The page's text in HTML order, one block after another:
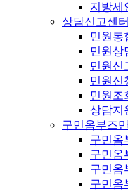
지방세
상담신고센터
민원통
민원상
민원신
민원신
민원조
상담지
구민옴부즈
구민옴
구민옴
구민옴
구민옴